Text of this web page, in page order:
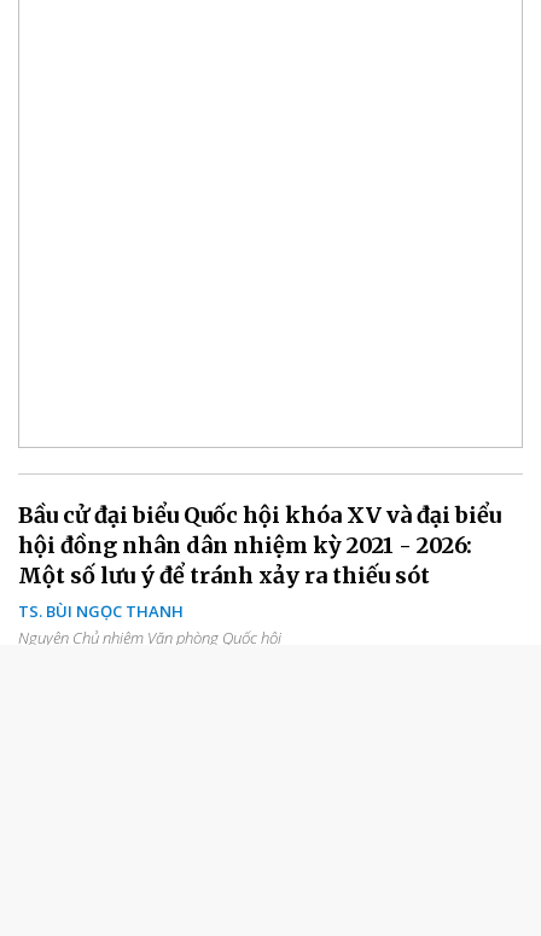
Bầu cử đại biểu Quốc hội khóa XV và đại biểu
hội đồng nhân dân nhiệm kỳ 2021 - 2026:
Một số lưu ý để tránh xảy ra thiếu sót
TS. BÙI NGỌC THANH
Nguyên Chủ nhiệm Văn phòng Quốc hội